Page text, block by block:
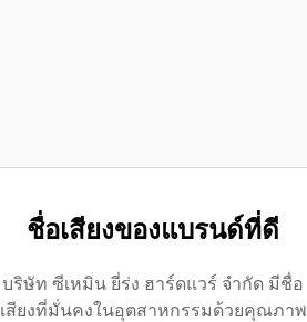
ชื่อเสียงของแบรนด์ที่ดี
บริษัท ซีเหมิน ยี่ร่ง ฮาร์ดแวร์ จำกัด มีชื่อ
เสียงที่มั่นคงในอุตสาหกรรมด้วยคุณภาพ